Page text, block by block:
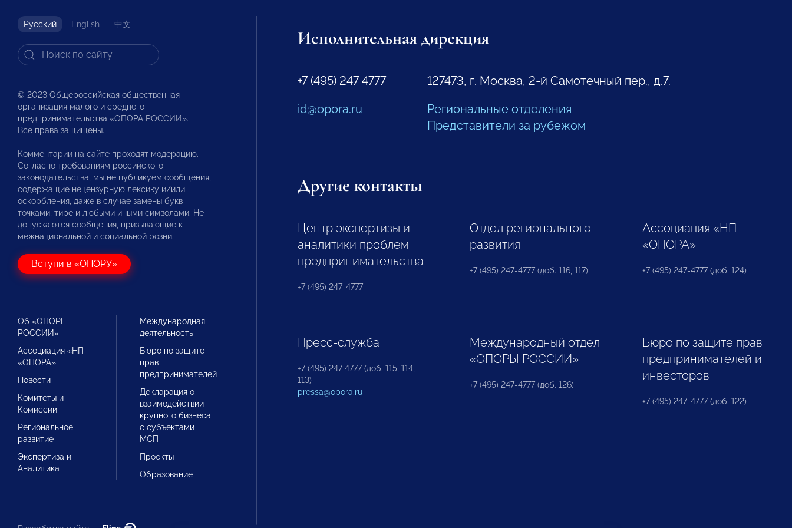
Русский English 中文
© 2023 Общероссийская общественная
организация малого и среднего
предпринимательства «ОПОРА РОССИИ».
Все права защищены.
Комментарии на сайте проходят модерацию.
Согласно требованиям российского
законодательства, мы не публикуем сообщения,
содержащие нецензурную лексику и/или
оскорбления, даже в случае замены букв
точками, тире и любыми иными символами. Не
допускаются сообщения, призывающие к
межнациональной и социальной розни.
Вступи в «ОПОРУ»
Об «ОПОРЕ
РОССИИ»
Ассоциация «НП
«ОПОРА»
Новости
Комитеты и
Комиссии
Региональное
развитие
Экспертиза и
Аналитика
Международная
деятельность
Бюро по защите
прав
предпринимателей
Декларация о
взаимодействии
крупного бизнеса
с субъектами
МСП
Проекты
Образование
Исполнительная дирекция
+7 (495) 247 4777
id@opora.ru
127473, г. Москва, 2-й Самотечный пер., д.7.
Региональные отделения
Представители за рубежом
Другие контакты
Центр экспертизы и
аналитики проблем
предпринимательства
+7 (495) 247-4777
Отдел регионального
развития
+7 (495) 247-4777 (доб. 116, 117)
Ассоциация «НП
«ОПОРА»
+7 (495) 247-4777 (доб. 124)
Пресс-служба
+7 (495) 247 4777 (доб. 115, 114,
113)
pressa@opora.ru
Международный отдел
«ОПОРЫ РОССИИ»
+7 (495) 247-4777 (доб. 126)
Бюро по защите прав
предпринимателей и
инвесторов
+7 (495) 247-4777 (доб. 122)